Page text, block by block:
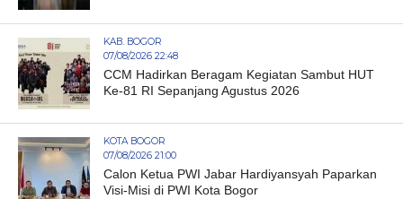
KAB. BOGOR
07/08/2026 22:48
CCM Hadirkan Beragam Kegiatan Sambut HUT
Ke-81 RI Sepanjang Agustus 2026
KOTA BOGOR
07/08/2026 21:00
Calon Ketua PWI Jabar Hardiyansyah Paparkan
Visi-Misi di PWI Kota Bogor